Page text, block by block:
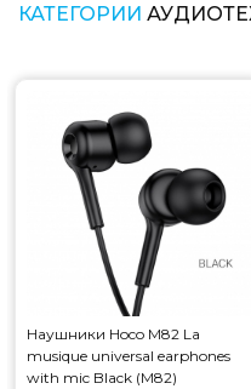
КАТЕГОРИИ
Наушники Hoco M82 La
musique universal earphones
with mic Black (M82)